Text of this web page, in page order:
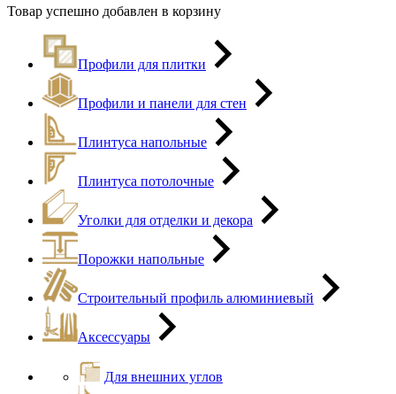
Товар успешно добавлен в корзину
Профили для плитки
Профили и панели для стен
Плинтуса напольные
Плинтуса потолочные
Уголки для отделки и декора
Порожки напольные
Строительный профиль алюминиевый
Аксессуары
Для внешних углов